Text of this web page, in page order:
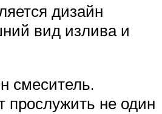
дизайн
вид излива и
смеситель.
не один